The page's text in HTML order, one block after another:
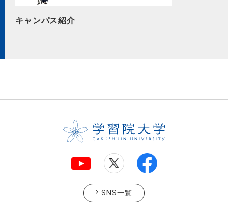
2026年4月「国際文化交流学部」誕生！
SNS一覧